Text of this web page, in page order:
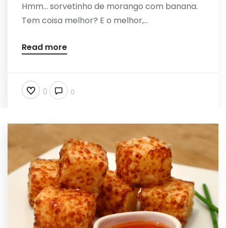
Hmm... sorvetinho de morango com banana.
Tem coisa melhor? E o melhor,...
Read more
0 0